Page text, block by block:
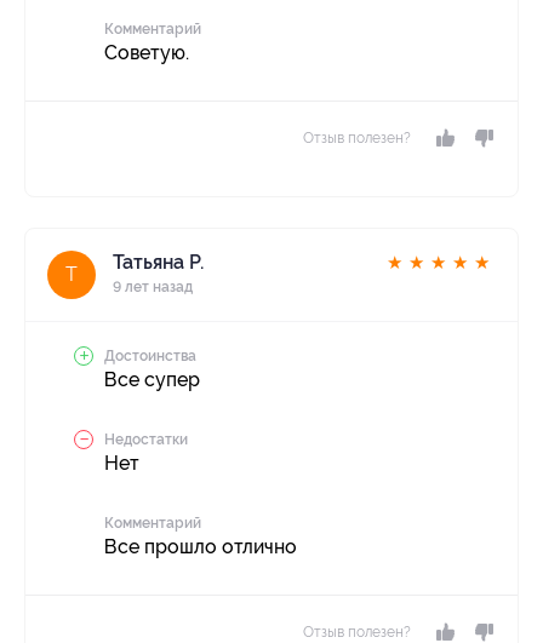
Комментарий
Советую.
Отзыв полезен?
Т
Татьяна Р.
9 лет назад
★ ★ ★ ★ ★
Достоинства
Все супер
Недостатки
Нет
Комментарий
Все прошло отлично
Отзыв полезен?